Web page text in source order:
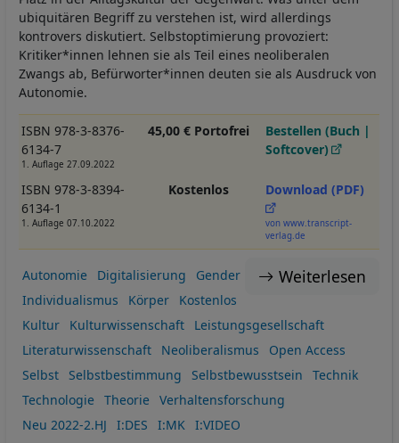
ubiquitären Begriff zu verstehen ist, wird allerdings
kontrovers diskutiert. Selbstoptimierung provoziert:
Kritiker*innen lehnen sie als Teil eines neoliberalen
Zwangs ab, Befürworter*innen deuten sie als Ausdruck von
Autonomie.
ISBN 978-3-8376-
6134-7
1. Auflage 27.09.2022
45,00 € Portofrei
Bestellen (Buch |
Softcover)
ISBN 978-3-8394-
6134-1
1. Auflage 07.10.2022
Kostenlos Download (PDF)
von www.transcript-
verlag.de
Weiterlesen
Autonomie Digitalisierung
Gender
Individualismus
Körper
Kostenlos
Kultur
Kulturwissenschaft
Leistungsgesellschaft
Literaturwissenschaft
Neoliberalismus
Open Access
Selbst
Selbstbestimmung Selbstbewusstsein
Technik
Technologie
Theorie
Verhaltensforschung
Neu 2022-2.HJ
I:DES I:MK I:VIDEO